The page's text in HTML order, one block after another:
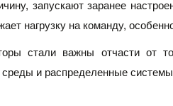
запускают заранее
нагрузку на команду,
стали важны отчасти от
среды и распределенные